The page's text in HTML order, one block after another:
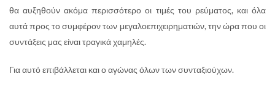
θα αυξηθούν ακόμα περισσότερο οι τιμές του ρεύματος, και όλα
αυτά προς το συμφέρον των μεγαλοεπιχειρηματιών, την ώρα που οι
συντάξεις μας είναι τραγικά χαμηλές.
Για αυτό επιβάλλεται και ο αγώνας όλων των συνταξιούχων.